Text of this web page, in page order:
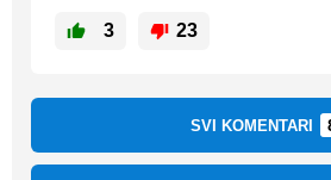
3 23
SVI KOMENTARI